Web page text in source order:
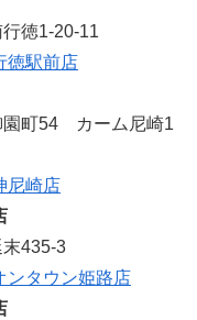
徳1-20-11
徳駅前店
園町54 カーム尼崎1
尼崎店
435-3
ンタウン姫路店